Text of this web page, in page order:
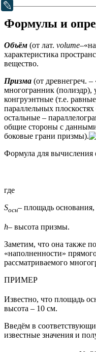
Формулы и
Объём (от лат. volume
характеристика
вещество.
Призма (от древнегреч. –
многогранник (полиэдр),
конгруэнтные (т.е.
параллельных
остальные –
общие стороны с
боковые грани призмы).
Формула для
где
Sосн– площадь основания,
h– высота призмы.
Заметим, что она также
«наполненности»
рассматриваемого
ПРИМЕР
Известно, что площадь
высота – 10 см.
Введём в
известные значения и
LiveJournal